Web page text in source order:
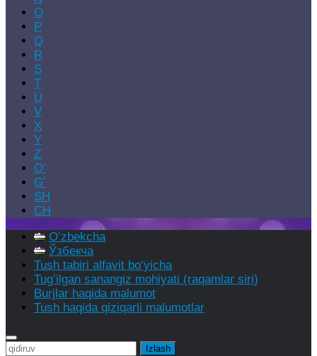
O
P
Q
R
S
T
U
V
X
Y
Z
Oʻ
Gʻ
SH
CH
Oʻzbekcha
Ўзбекча
Tush tabiri alfavit bo‘yicha
Tugʻilgan sanangiz mohiyati (raqamlar siri)
Burjlar haqida malumot
Tush haqida qiziqarli malumotlar
Qidirshish: